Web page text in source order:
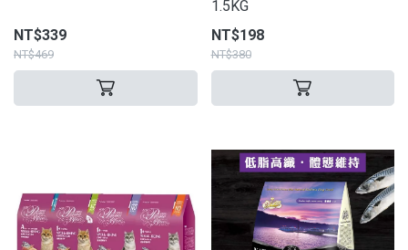
NT$339
NT$469
1.5KG
NT$198
NT$380